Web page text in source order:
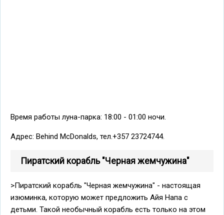
Время работы луна-парка: 18:00 - 01:00 ночи.
Адрес: Behind McDonalds, тел.+357 23724744.
Пиратский корабль "Черная жемчужина"
>Пиратский корабль "Черная жемчужина" - настоящая
изюминка, которую может предложить Айя Напа с
детьми. Такой необычный корабль есть только на этом